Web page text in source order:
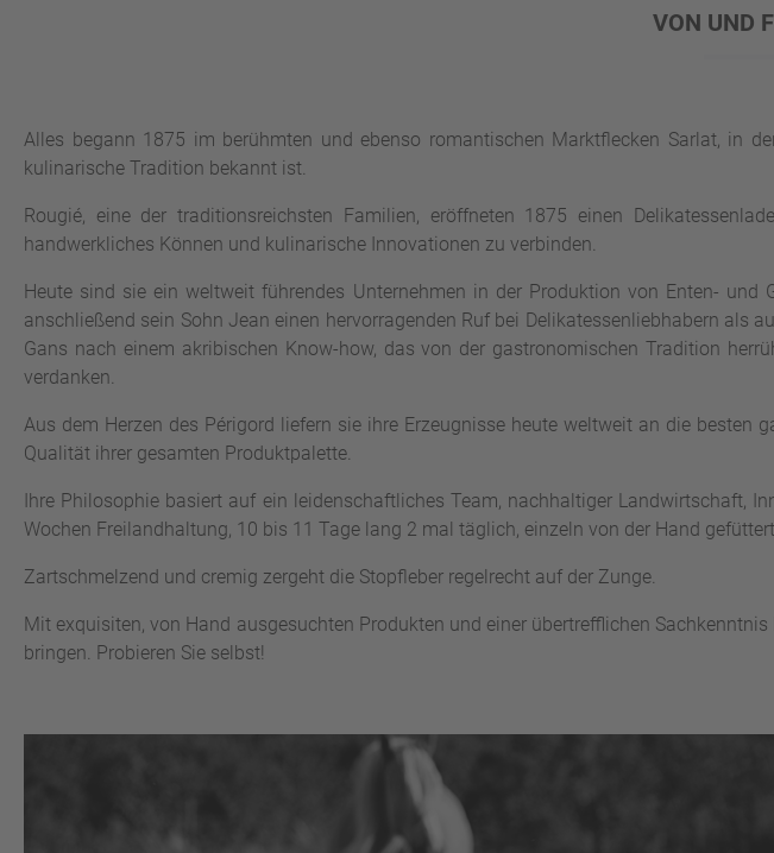
VON UND
Alles begann 1875 im berühmten und ebenso romantischen Marktflecken Sarlat, in
kulinarische Tradition bekannt ist.
Rougié, eine der traditionsreichsten Familien, eröffneten 1875 einen
handwerkliches Können und kulinarische Innovationen zu verbinden.
Heute sind sie ein weltweit führendes Unternehmen in der Produktion von Enten-
anschließend sein Sohn Jean einen hervorragenden Ruf bei Delikatessenliebhabern als
Gans nach einem akribischen Know-how, das von der gastronomischen Tradition
verdanken.
Aus dem Herzen des Périgord liefern sie ihre Erzeugnisse heute weltweit an die
Qualität ihrer gesamten Produktpalette.
Ihre Philosophie basiert auf ein leidenschaftliches Team, nachhaltiger Landwirtschaft,
Wochen Freilandhaltung, 10 bis 11 Tage lang 2 mal täglich, einzeln von der Hand
Zartschmelzend und cremig zergeht die Stopfleber regelrecht auf der Zunge.
Mit exquisiten, von Hand ausgesuchten Produkten und einer übertrefflichen
bringen. Probieren Sie selbst!